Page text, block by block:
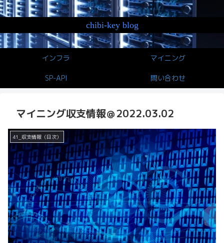
chibi-key blog
インフラ マイニング
SP-API 問い合わせ
マイニング収支情報＠2022.03.02
41_収支情報（日次）